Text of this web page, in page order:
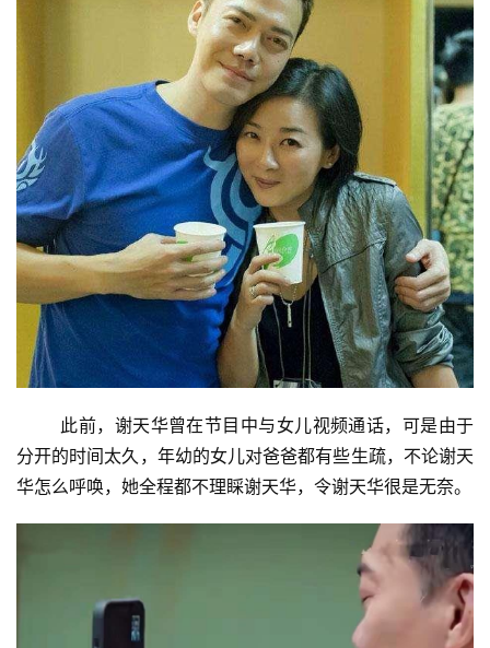
此前，谢天华曾在节目中与女儿视频通话，可是由于
分开的时间太久，年幼的女儿对爸爸都有些生疏，不论谢天
华怎么呼唤，她全程都不理睬谢天华，令谢天华很是无奈。